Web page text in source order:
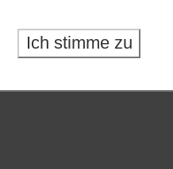
Ich stimme zu